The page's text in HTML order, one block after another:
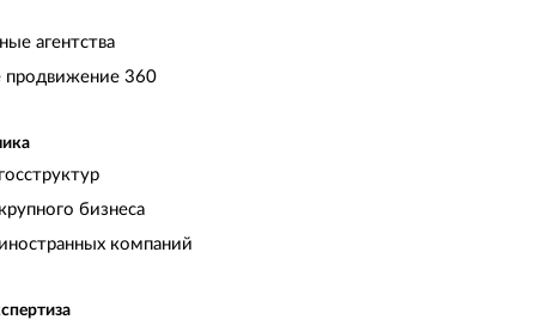
агентства
продвижение 360
бизнеса
компаний